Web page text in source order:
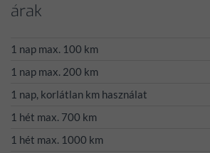
árak
1 nap max. 100 km
1 nap max. 200 km
1 nap, korlátlan km használat
1 hét max. 700 km
1 hét max. 1000 km